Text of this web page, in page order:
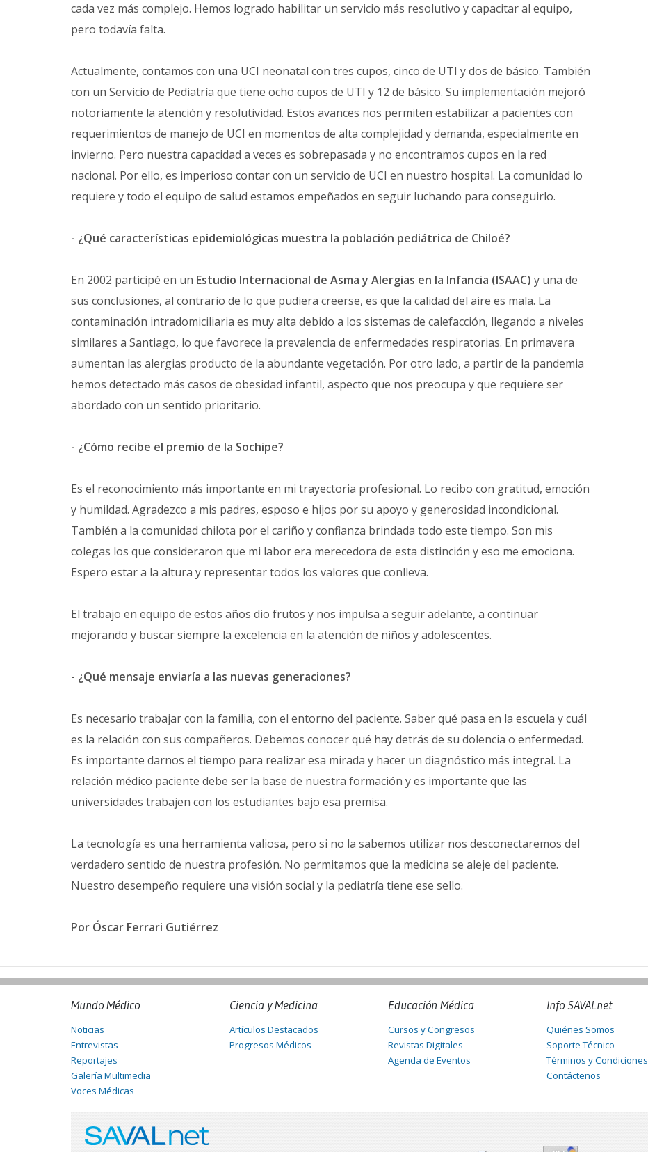
cada vez más complejo. Hemos logrado habilitar un servicio más resolutivo y capacitar al equipo,
pero todavía falta.
Actualmente, contamos con una UCI neonatal con tres cupos, cinco de UTI y dos de básico. También
con un Servicio de Pediatría que tiene ocho cupos de UTI y 12 de básico. Su implementación mejoró
notoriamente la atención y resolutividad. Estos avances nos permiten estabilizar a pacientes con
requerimientos de manejo de UCI en momentos de alta complejidad y demanda, especialmente en
invierno. Pero nuestra capacidad a veces es sobrepasada y no encontramos cupos en la red
nacional. Por ello, es imperioso contar con un servicio de UCI en nuestro hospital. La comunidad lo
requiere y todo el equipo de salud estamos empeñados en seguir luchando para conseguirlo.
- ¿Qué características epidemiológicas muestra la población pediátrica de Chiloé?
En 2002 participé en un Estudio Internacional de Asma y Alergias en la Infancia (ISAAC) y una de
sus conclusiones, al contrario de lo que pudiera creerse, es que la calidad del aire es mala. La
contaminación intradomiciliaria es muy alta debido a los sistemas de calefacción, llegando a niveles
similares a Santiago, lo que favorece la prevalencia de enfermedades respiratorias. En primavera
aumentan las alergias producto de la abundante vegetación. Por otro lado, a partir de la pandemia
hemos detectado más casos de obesidad infantil, aspecto que nos preocupa y que requiere ser
abordado con un sentido prioritario.
- ¿Cómo recibe el premio de la Sochipe?
Es el reconocimiento más importante en mi trayectoria profesional. Lo recibo con gratitud, emoción
y humildad. Agradezco a mis padres, esposo e hijos por su apoyo y generosidad incondicional.
También a la comunidad chilota por el cariño y confianza brindada todo este tiempo. Son mis
colegas los que consideraron que mi labor era merecedora de esta distinción y eso me emociona.
Espero estar a la altura y representar todos los valores que conlleva.
El trabajo en equipo de estos años dio frutos y nos impulsa a seguir adelante, a continuar
mejorando y buscar siempre la excelencia en la atención de niños y adolescentes.
- ¿Qué mensaje enviaría a las nuevas generaciones?
Es necesario trabajar con la familia, con el entorno del paciente. Saber qué pasa en la escuela y cuál
es la relación con sus compañeros. Debemos conocer qué hay detrás de su dolencia o enfermedad.
Es importante darnos el tiempo para realizar esa mirada y hacer un diagnóstico más integral. La
relación médico paciente debe ser la base de nuestra formación y es importante que las
universidades trabajen con los estudiantes bajo esa premisa.
La tecnología es una herramienta valiosa, pero si no la sabemos utilizar nos desconectaremos del
verdadero sentido de nuestra profesión. No permitamos que la medicina se aleje del paciente.
Nuestro desempeño requiere una visión social y la pediatría tiene ese sello.
Por Óscar Ferrari Gutiérrez
Mundo Médico
Noticias
Entrevistas
Reportajes
Galería Multimedia
Voces Médicas
Ciencia y Medicina
Artículos Destacados
Progresos Médicos
Educación Médica
Cursos y Congresos
Revistas Digitales
Agenda de Eventos
Info SAVALnet
Quiénes Somos
Soporte Técnico
Términos y Condiciones
Contáctenos